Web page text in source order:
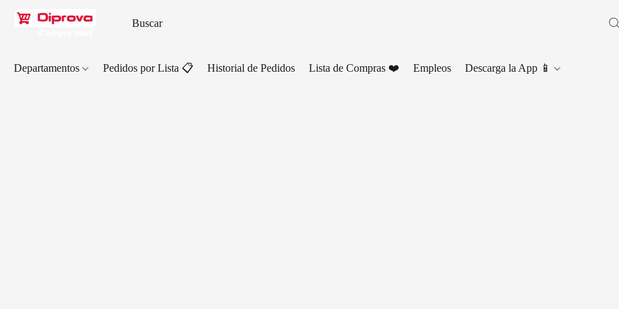
Departamentos Pedidos por Lista 📋 Historial de Pedidos Lista de Compras ❤️ Empleos Descarga la App 📱